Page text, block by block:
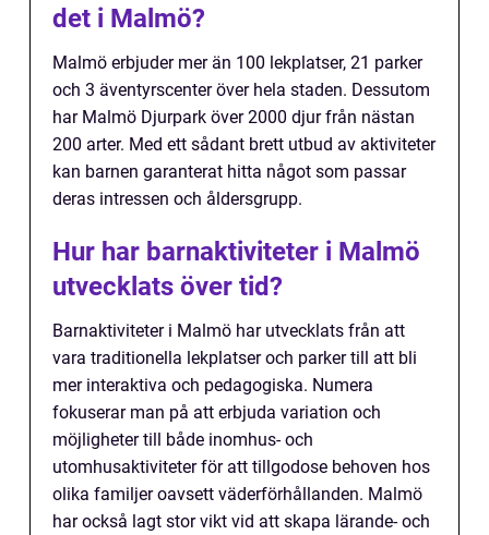
det i Malmö?
Malmö erbjuder mer än 100 lekplatser, 21 parker
och 3 äventyrscenter över hela staden. Dessutom
har Malmö Djurpark över 2000 djur från nästan
200 arter. Med ett sådant brett utbud av aktiviteter
kan barnen garanterat hitta något som passar
deras intressen och åldersgrupp.
Hur har barnaktiviteter i Malmö
utvecklats över tid?
Barnaktiviteter i Malmö har utvecklats från att
vara traditionella lekplatser och parker till att bli
mer interaktiva och pedagogiska. Numera
fokuserar man på att erbjuda variation och
möjligheter till både inomhus- och
utomhusaktiviteter för att tillgodose behoven hos
olika familjer oavsett väderförhållanden. Malmö
har också lagt stor vikt vid att skapa lärande- och